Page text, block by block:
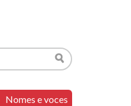
Search
Nomes e voces